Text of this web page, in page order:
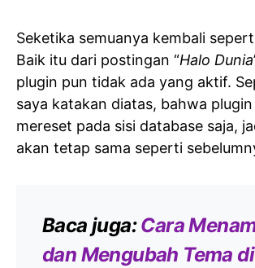
Seketika semuanya kembali
Baik itu dari postingan “Halo Dunia
plugin pun tidak ada yang aktif.
saya katakan diatas, bahwa
mereset pada sisi database saja,
akan tetap sama seperti
Baca juga:Cara
dan Mengubah Tema di